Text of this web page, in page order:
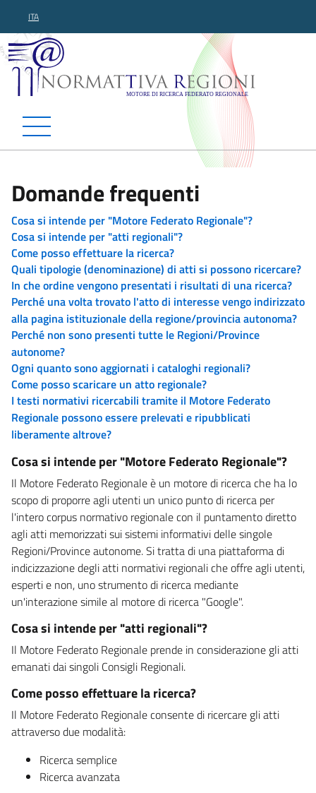
ITA
Normattiva Regioni -
Domande frequenti
Cosa si intende per "Motore Federato Regionale"?
Cosa si intende per "atti regionali"?
Come posso effettuare la ricerca?
Quali tipologie (denominazione) di atti si possono ricercare?
In che ordine vengono presentati i risultati di una ricerca?
Perché una volta trovato l'atto di interesse vengo indirizzato
alla pagina istituzionale della regione/provincia autonoma?
Perché non sono presenti tutte le Regioni/Province
autonome?
Ogni quanto sono aggiornati i cataloghi regionali?
Come posso scaricare un atto regionale?
I testi normativi ricercabili tramite il Motore Federato
Regionale possono essere prelevati e ripubblicati
liberamente altrove?
Cosa si intende per "Motore Federato Regionale"?
Il Motore Federato Regionale è un motore di ricerca che ha lo
scopo di proporre agli utenti un unico punto di ricerca per
l'intero corpus normativo regionale con il puntamento diretto
agli atti memorizzati sui sistemi informativi delle singole
Regioni/Province autonome. Si tratta di una piattaforma di
indicizzazione degli atti normativi regionali che offre agli utenti,
esperti e non, uno strumento di ricerca mediante
un'interazione simile al motore di ricerca "Google".
Cosa si intende per "atti regionali"?
Il Motore Federato Regionale prende in considerazione gli atti
emanati dai singoli Consigli Regionali.
Come posso effettuare la ricerca?
Il Motore Federato Regionale consente di ricercare gli atti
attraverso due modalità:
Ricerca semplice
Ricerca avanzata